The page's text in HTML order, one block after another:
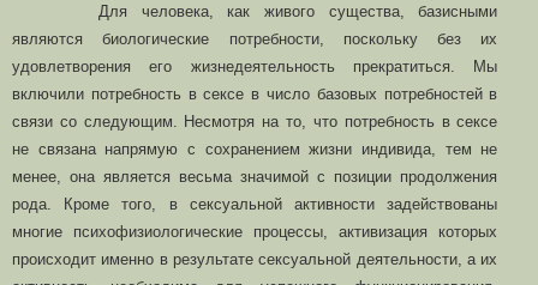
Для человека, как живого существа, базисными
являются биологические потребности, поскольку без их
удовлетворения его жизнедеятельность прекратиться. Мы
включили потребность в сексе в число базовых потребностей в
связи со следующим. Несмотря на то, что потребность в сексе
не связана напрямую с сохранением жизни индивида, тем не
менее, она является весьма значимой с позиции продолжения
рода. Кроме того, в сексуальной активности задействованы
многие психофизиологические процессы, активизация которых
происходит именно в результате сексуальной деятельности, а их